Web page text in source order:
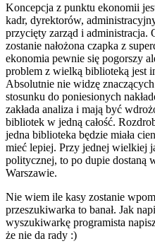
Koncepcja z punktu ekonomii
kadr, dyrektorów,
przycięty zarząd i
zostanie nałożona czapka z
ekonomia pewnie się pogorszy
problem z wielką biblioteką jest
Absolutnie nie widzę
stosunku do poniesionych
zakłada analiza i mają być
bibliotek w jedną całość.
jedna biblioteka będzie miała
mieć lepiej. Przy jednej wielkiej
politycznej, to po dupie
Warszawie.
Nie wiem ile kasy zostanie
przeszukiwarka to banał. Jak
wyszukiwarkę programista
że nie da rady :)